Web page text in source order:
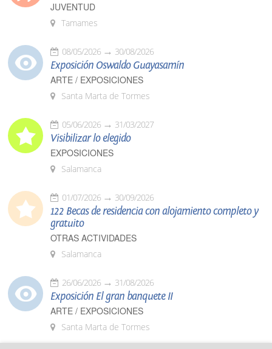
JUVENTUD
Tamames
08/05/2026 30/08/2026
Exposición Oswaldo Guayasamín
ARTE / EXPOSICIONES
Santa Marta de Tormes
05/06/2026 31/03/2027
Visibilizar lo elegido
EXPOSICIONES
Salamanca
01/07/2026 30/09/2026
122 Becas de residencia con alojamiento completo y
gratuito
OTRAS ACTIVIDADES
Salamanca
26/06/2026 31/08/2026
Exposición El gran banquete II
ARTE / EXPOSICIONES
Santa Marta de Tormes